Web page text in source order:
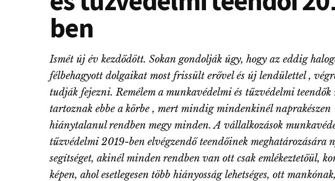
ben
Ismét új év kezdődött. Sokan gondolják úgy, hogy az eddig
félbehagyott dolgaikat most frissült erővel és új lendülettel ,
tudják fejezni. Remélem a munkavédelmi és tűzvédelmi teendők
tartoznak ebbe a körbe , mert mindig mindenkinél naprakészen
hiánytalanul rendben megy minden. A vállalkozások
tűzvédelmi 2019-ben elvégzendő teendőinek meghatározására
segítséget, akinél minden rendben van ott csak emlékeztetőül,
képen, ahol esetlegesen több hiányosság lehetséges, ott